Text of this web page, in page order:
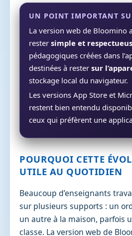
UN POINT IMPORTANT
La version web de Bloomino
rester simple et
pédagogiques créées dans
destinées à rester sur
stockage local du navigateur.
Les versions App Store et
restent bien entendu
ceux qui préfèrent une
POURQUOI CETTE
UTILE AU QUOTIDIEN
Beaucoup d’enseignants
sur plusieurs supports : un
un autre à la maison, parfois
classe. La version web de